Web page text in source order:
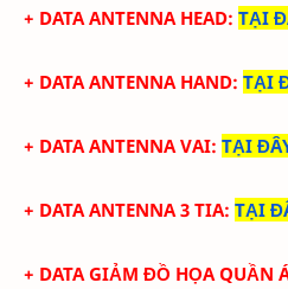
+ DATA ANTENNA HEAD: TẠI
+ DATA ANTENNA HAND: TẠI
+ DATA ANTENNA VAI: TẠI
+ DATA ANTENNA 3 TIA: TẠI
+ DATA GIẢM ĐỒ HỌA QUẦN